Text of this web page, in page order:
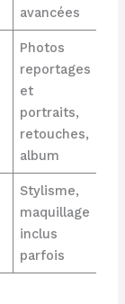
avancées
Photos
reportages
et
portraits,
retouches,
album
Stylisme,
maquillage
inclus
parfois